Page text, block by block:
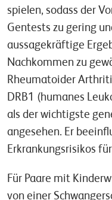
spielen, sodass der
Gentests zu gering
aussagekräftige
Nachkommen zu
Rheumatoider
DRB1 (humanes
als der wichtigste
angesehen. Er
Erkrankungsrisikos
Für Paare mit
von einer